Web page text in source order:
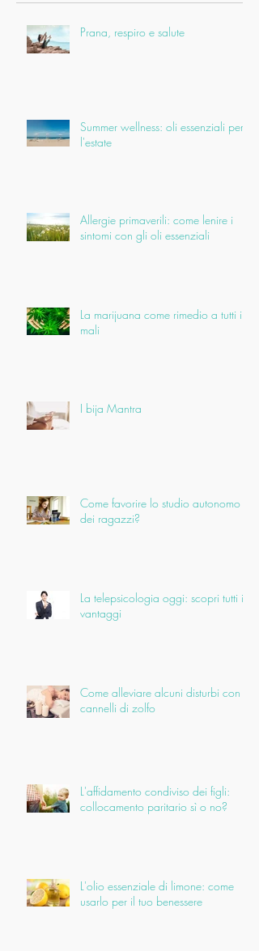
Prana, respiro e salute
Summer wellness: oli essenziali per
l'estate
Allergie primaverili: come lenire i
sintomi con gli oli essenziali
La marijuana come rimedio a tutti i
mali
I bija Mantra
Come favorire lo studio autonomo
dei ragazzi?
La telepsicologia oggi: scopri tutti i
vantaggi
Come alleviare alcuni disturbi con i
cannelli di zolfo
L'affidamento condiviso dei figli:
collocamento paritario sì o no?
L'olio essenziale di limone: come
usarlo per il tuo benessere